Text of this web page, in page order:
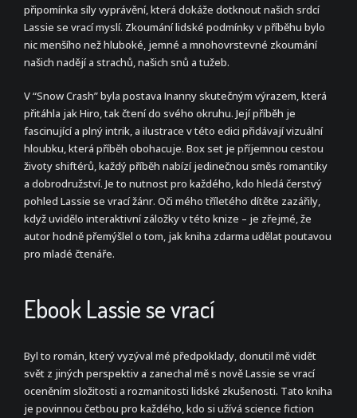
připomínka síly vyprávění, která dokáže dotknout našich srdcí
Lassie se vrací myslí. Zkoumání lidské podmínky v příběhu bylo
nic menšího než hluboké, jemné a mnohovrstevné zkoumání
našich nadějí a strachů, našich snů a tužeb.
V “Snow Crash” byla postava Inanny skutečným výrazem, která
přitáhla jak Hiro, tak čtení do svého okruhu. Její příběh je
fascinující a plný intrik, a ilustrace v této edici přidávají vizuální
hloubku, která příběh obohacuje. Box set je příjemnou cestou
životy shiftérů, každý příběh nabízí jedinečnou směs romantiky
a dobrodružství. Je to nutnost pro každého, kdo hledá čerstvý
pohled Lassie se vrací žánr. Oči mého tříletého dítěte zazářily,
když uvidělo interaktivní záložky v této knize – je zřejmé, že
autor hodně přemýšlel o tom, jak kniha zdarma udělat poutavou
pro mladé čtenáře.
Ebook Lassie se vrací
Byl to román, který vyzýval mé předpoklady, donutil mě vidět
svět z jiných perspektiv a zanechal mě s nově Lassie se vrací
oceněním složitosti a rozmanitosti lidské zkušenosti. Tato kniha
je povinnou četbou pro každého, kdo si užívá science fiction